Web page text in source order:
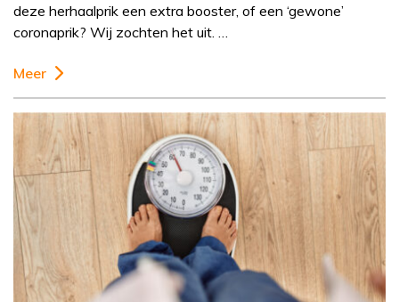
deze herhaalprik een extra booster, of een ‘gewone’
coronaprik? Wij zochten het uit. …
Meer